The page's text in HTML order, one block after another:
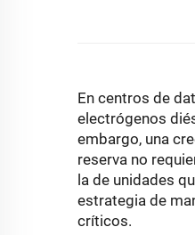
En centros de
electrógenos
embargo, una
reserva no
la de unidades
estrategia de
críticos.